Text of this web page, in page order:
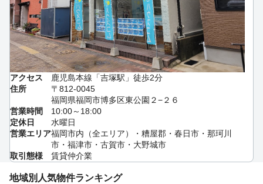
アクセス
鹿児島本線「吉塚駅」徒歩2分
住所
〒812-0045
福岡県福岡市博多区東公園２−２６
営業時間
10:00～18:00
定休日
水曜日
営業エリア福岡市内（全エリア）・糟屋郡・春日市・那珂川
市・福津市・古賀市・大野城市
取引態様
賃貸仲介業
地域別人気物件ランキング